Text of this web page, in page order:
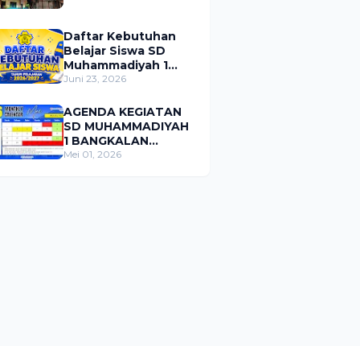
Daftar Kebutuhan
Belajar Siswa SD
Muhammadiyah 1
Bangkalan Tahun
Juni 23, 2026
AGENDA KEGIATAN
SD MUHAMMADIYAH
1 BANGKALAN
BULAN MEI 2026
Mei 01, 2026